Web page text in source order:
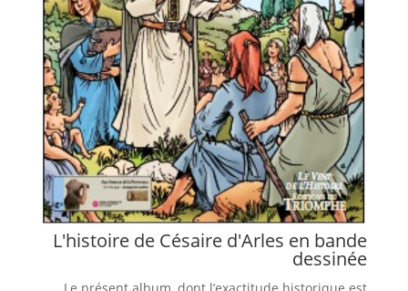
L'histoire de Césaire d'Arles en bande
dessinée
Le présent album, dont l’exactitude historique est